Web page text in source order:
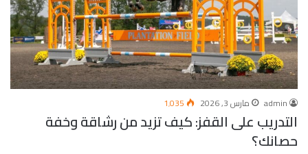
admin مارس 3, 2026 1٬035
التدريب على القفز: كيف تزيد من رشاقة وخفة
حصانك؟